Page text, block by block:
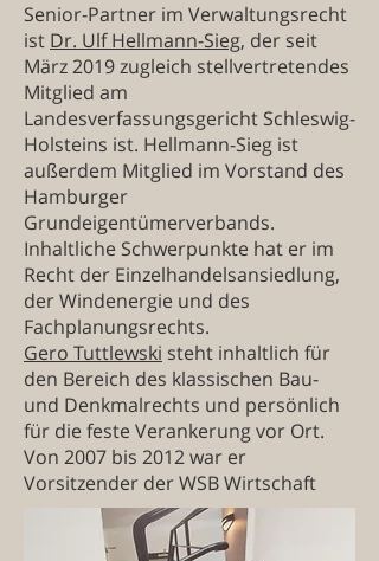
Senior-Partner im Verwaltungsrecht
ist Dr. Ulf Hellmann-Sieg, der seit
März 2019 zugleich stellvertretendes
Mitglied am
Landesverfassungsgericht Schleswig-
Holsteins ist. Hellmann-Sieg ist
außerdem Mitglied im Vorstand des
Hamburger
Grundeigentümerverbands.
Inhaltliche Schwerpunkte hat er im
Recht der Einzelhandelsansiedlung,
der Windenergie und des
Fachplanungsrechts.
Gero Tuttlewski steht inhaltlich für
den Bereich des klassischen Bau-
und Denkmalrechts und persönlich
für die feste Verankerung vor Ort.
Von 2007 bis 2012 war er
Vorsitzender der WSB Wirtschaft